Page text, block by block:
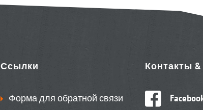
Ссылки
Форма для обратной связи
Контакты